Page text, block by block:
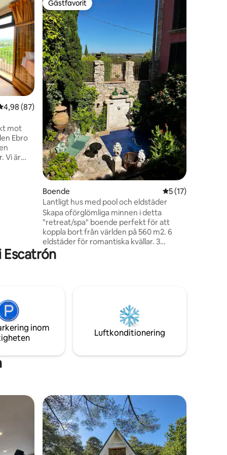
av 5 i genomsnittligt betyg, 87 omdömen
4,98 (87)
mot
Ebro
Gästfavorit
Gästfavorit
Boende 5 av 5 i
5 (17)
Lantligt hus med pool och eldstäder
Skapa oförglömliga minnen i detta
"retreat/spa" boende perfekt för att
koppla bort från världen på 560 m2. 6
eldstäder för romantiska kvällar. 3
terrasser och uteplats med pool med en
del av bänkar under vatten för kyla och
landet med all lyx och komfort med stil .
Pre-Pyrenéerna. Svala nätter på
terrassen med öppen spis
inom
Luftkonditionering